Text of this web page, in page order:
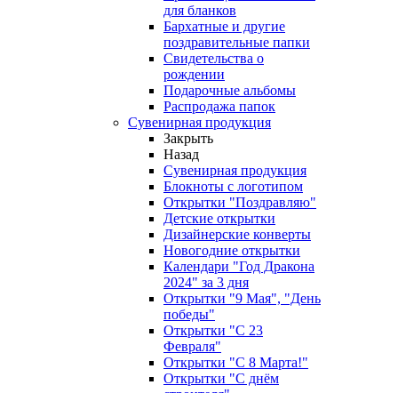
для бланков
Бархатные и другие
поздравительные папки
Свидетельства о
рождении
Подарочные альбомы
Распродажа папок
Сувенирная продукция
Закрыть
Назад
Сувенирная продукция
Блокноты с логотипом
Открытки "Поздравляю"
Детские открытки
Дизайнерские конверты
Новогодние открытки
Календари "Год Дракона
2024" за 3 дня
Открытки "9 Мая", "День
победы"
Открытки "С 23
Февраля"
Открытки "С 8 Марта!"
Открытки "С днём